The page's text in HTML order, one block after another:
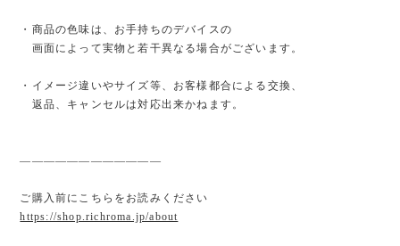
・商品の色味は、お手持ちのデバイスの
画面によって実物と若干異なる場合がございます。
・イメージ違いやサイズ等、お客様都合による交換、
返品、キャンセルは対応出来かねます。
————————————
ご購入前にこちらをお読みください
https://shop.richroma.jp/about